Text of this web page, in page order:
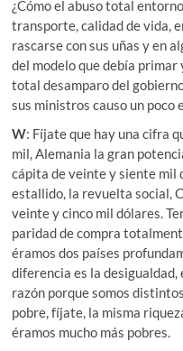
¿Cómo el abuso total
transporte, calidad de vida,
rascarse con sus uñas y en
del modelo que debía
total desamparo del
sus ministros causo un
W: Fíjate que hay una cifra
mil, Alemania la gran
cápita de veinte y siente mil
estallido, la revuelta social,
veinte y cinco mil dólares.
paridad de compra
éramos dos países
diferencia es la desigualdad,
razón porque somos
pobre, fíjate, la misma
éramos mucho más pobres.